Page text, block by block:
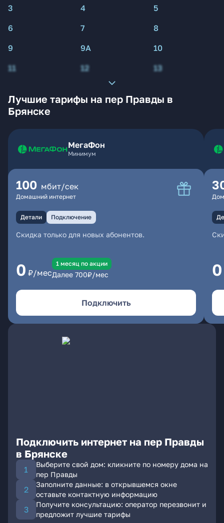
3
4
5
6
7
8
9
9А
10
11
12 13
Лучшие тарифы на пер Правды в
Брянске
МегаФон
Минимум
100 мбит/сек
Домашний интернет
Детали Подключение
Скидка только для новых абонентов.
0 ₽/мес
1 месяц по акции
Далее 700₽/мес
Подключить
0
Подключить интернет на пер Правды
в Брянске
Выберите свой дом: кликните по номеру дома на
пер Правды
Заполните данные: в открывшемся окне
оставьте контактную информацию
Получите консультацию: оператор перезвонит и
предложит лучшие тарифы